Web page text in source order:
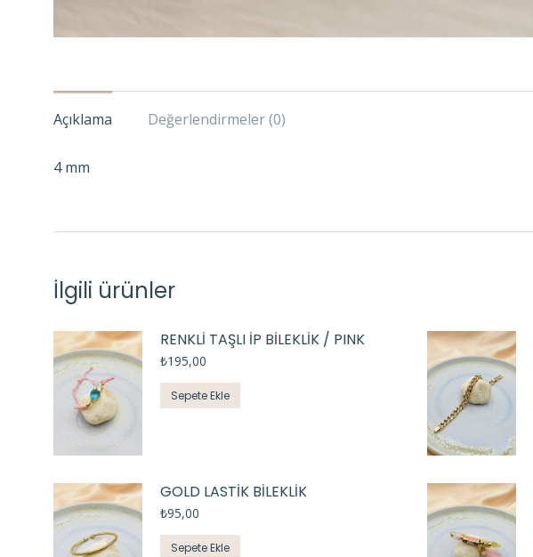
Açıklama Değerlendirmeler (0)
4 mm
İlgili ürünler
RENKLİ TAŞLI İP BİLEKLİK / PINK
₺195,00
Sepete Ekle
GOLD LASTİK BİLEKLİK
₺95,00
Sepete Ekle